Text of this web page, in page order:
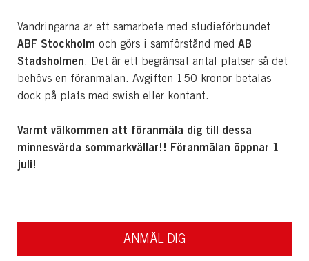
Vandringarna är ett samarbete med studieförbundet
ABF Stockholm och görs i samförstånd med AB
Stadsholmen. Det är ett begränsat antal platser så det
behövs en föranmälan. Avgiften 150 kronor betalas
dock på plats med swish eller kontant.
Varmt välkommen att föranmäla dig till dessa
minnesvärda sommarkvällar!! Föranmälan öppnar 1
juli!
ANMÄL DIG